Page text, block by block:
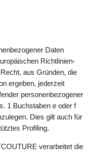
Daten
Richtlinien-
aus Gründen, die
ergeben, jederzeit
personenbezogener
1 Buchstaben e oder f
Dies gilt auch für
Profiling.
verarbeitet die